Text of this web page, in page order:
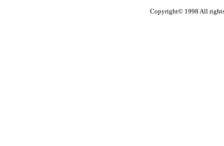
Copyright© 1998 All